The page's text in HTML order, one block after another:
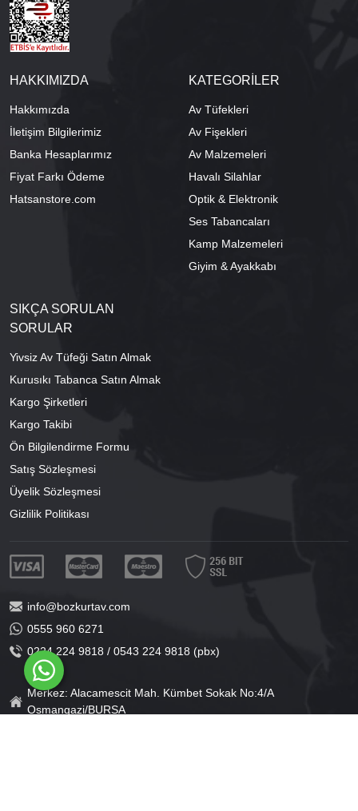
HAKKIMIZDA
Hakkımızda
İletişim Bilgilerimiz
Banka Hesaplarımız
Fiyat Farkı Ödeme
Hatsanstore.com
KATEGORİLER
Av Tüfekleri
Av Fişekleri
Av Malzemeleri
Havalı Silahlar
Optik & Elektronik
Ses Tabancaları
Kamp Malzemeleri
Giyim & Ayakkabı
SIKÇA SORULAN
SORULAR
Yivsiz Av Tüfeği Satın Almak
Kurusıkı Tabanca Satın Almak
Kargo Şirketleri
Kargo Takibi
Ön Bilgilendirme Formu
Satış Sözleşmesi
Üyelik Sözleşmesi
Gizlilik Politikası
info@bozkurtav.com
0555 960 6271
0224 224 9818 / 0543 224 9818 (pbx)
Merkez: Alacamescit Mah. Kümbet Sokak No:4/A
Osmangazi/BURSA